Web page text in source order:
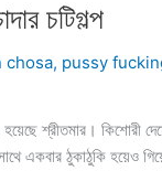
চটিগল্প
chosa, pussy
শ্রীতমার। কিশোরী
একবার ঠুকাঠুকি হয়েও